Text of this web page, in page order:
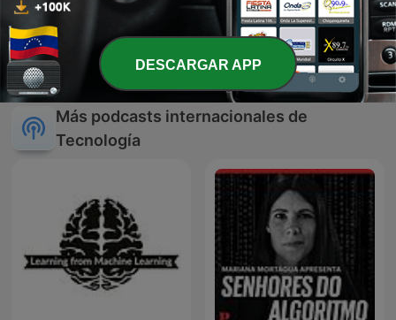
HHK Talks
Más podcasts internacionales de
Tecnología
DESCARGAR APP